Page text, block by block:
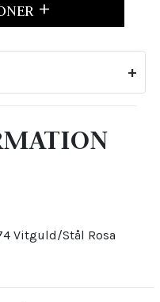
eller ovarsam
gälla om klockan har
Vitguld/Stål Rosa